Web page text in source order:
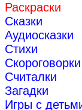
Раскраски
Сказки
Аудиосказки
Стихи
Скороговорки
Считалки
Загадки
Игры с